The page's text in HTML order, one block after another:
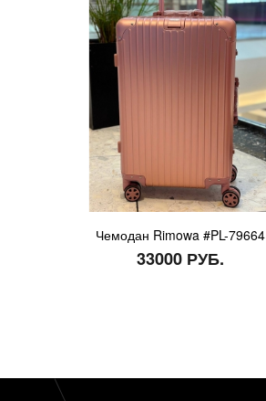
Чемодан Rimowa #PL-79664
33000 РУБ.